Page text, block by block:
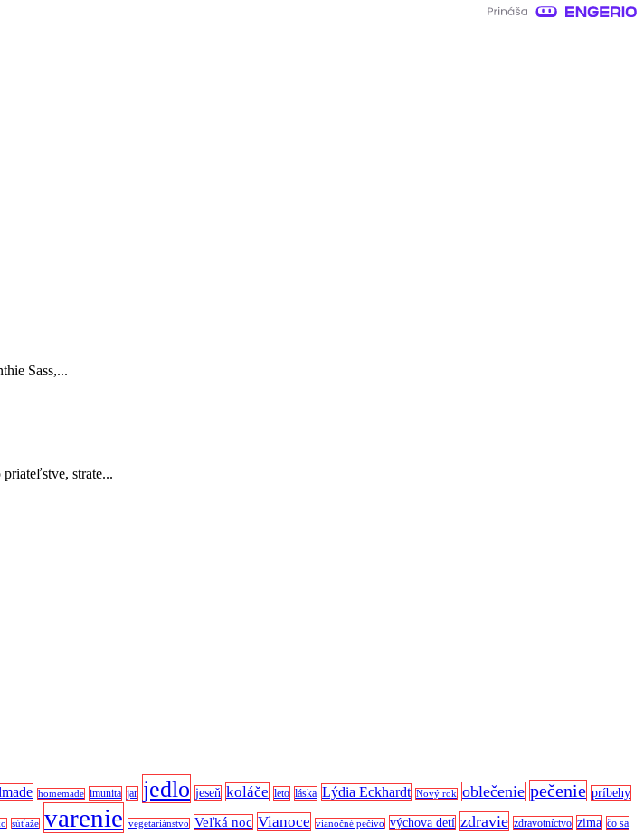
Sass,...
strate...
homemade imunita jar jedlo jeseň koláče leto láska Lýdia Eckhardt Nový rok oblečenie pečenie príbehy
súťaže varenie vegetariánstvo Veľká noc Vianoce vianočné pečivo výchova detí zdravie zdravotníctvo zima čo sa